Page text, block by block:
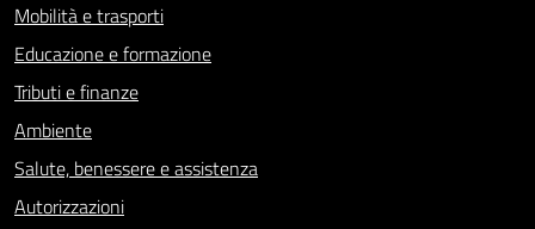
Mobilità e trasporti
Educazione e formazione
Tributi e finanze
Ambiente
Salute, benessere e assistenza
Autorizzazioni